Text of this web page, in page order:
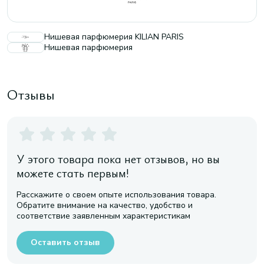
Нишевая парфюмерия KILIAN PARIS
Нишевая парфюмерия
Отзывы
У этого товара пока нет отзывов, но вы
можете стать первым!
Расскажите о своем опыте использования товара.
Обратите внимание на качество, удобство и
соответствие заявленным характеристикам
Оставить отзыв